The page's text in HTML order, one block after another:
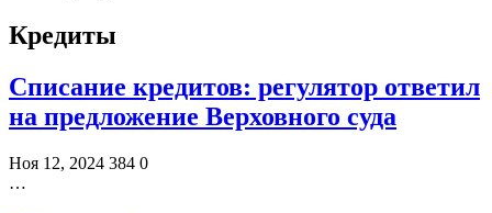
Кредиты
Списание кредитов: регулятор ответил
на предложение Верховного суда
Ноя 12, 2024 384 0
…